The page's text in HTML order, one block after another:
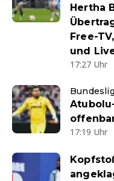
Hertha
Free-
und
17:27 Uhr
17:19 Uhr